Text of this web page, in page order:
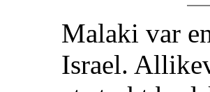
Malaki var
Israel.